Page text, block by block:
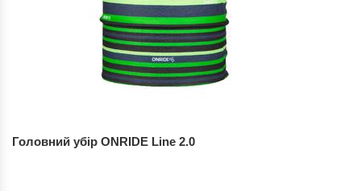
Головний убір ONRIDE Line 2.0